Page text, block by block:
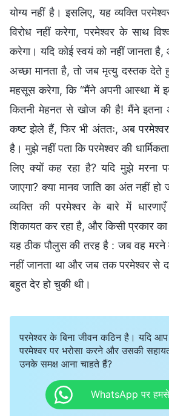
योग्य नहीं है। इसलिए, यह व्यक्ति
विरोध नहीं करेगा, परमेश्वर के साथ
करेगा। यदि कोई स्वयं को नहीं जानता
अच्छा मानता है, तो जब मृत्यु दस्तक देते
महसूस करेगा, कि “मैंने अपनी आस्था में
कितनी मेहनत से खोज की है! मैंने इतना
कष्ट झेले हैं, फिर भी अंततः, अब
है। मुझे नहीं पता कि परमेश्वर की
लिए क्यों कह रहा है? यदि मुझे मरना
जाएगा? क्या मानव जाति का अंत नहीं
व्यक्ति की परमेश्वर के बारे में
शिकायत कर रहा है, और किसी प्रकार का
यह ठीक पौलुस की तरह है : जब वह मरने
नहीं जानता था और जब तक परमेश्वर से
बहुत देर हो चुकी थी।
परमेश्वर के बिना जीवन कठिन है। यदि
परमेश्वर पर भरोसा करने और उसकी
उनके समक्ष आना चाहते हैं?
WhatsApp पर